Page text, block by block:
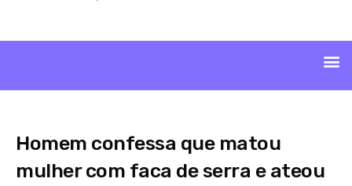
Homem confessa que matou
mulher com faca de serra e ateou